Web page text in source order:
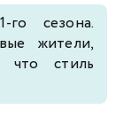
го сезона.
жители,
стиль